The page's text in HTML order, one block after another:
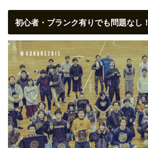
初心者・ブランク有りでも問題なし！